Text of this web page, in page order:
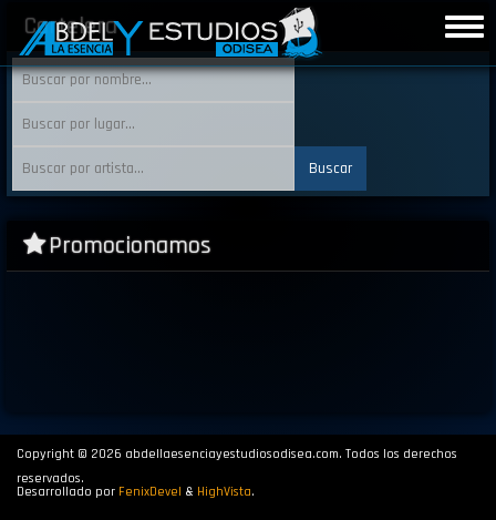
contenido
principal
Cartelera
Promocionamos
Copyright © 2026 abdellaesenciayestudiosodisea.com. Todos los derechos
reservados.
Desarrollado por FenixDevel & HighVista.